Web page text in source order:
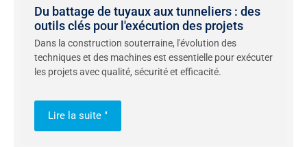
Du battage de tuyaux aux tunneliers : des
outils clés pour l'exécution des projets
Dans la construction souterraine, l'évolution des
techniques et des machines est essentielle pour exécuter
les projets avec qualité, sécurité et efficacité.
Lire la suite "